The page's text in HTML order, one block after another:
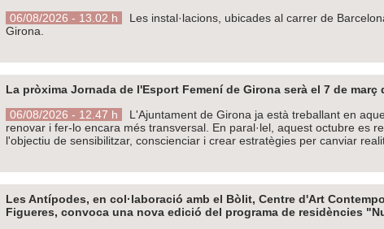
06/08/2026 - 13.02 h
Les instal·lacions, ubicades al carrer de
Girona.
La pròxima Jornada de l'Esport Femení de Girona serà el 7 de març
06/08/2026 - 12.47 h
L'Ajuntament de Girona ja està treballant en
renovar i fer-lo encara més transversal. En paral·lel, aquest octubre es
l'objectiu de sensibilitzar, conscienciar i crear estratègies per canviar
Les Antípodes, en col·laboració amb el Bòlit, Centre d'Art
Figueres, convoca una nova edició del programa de residències